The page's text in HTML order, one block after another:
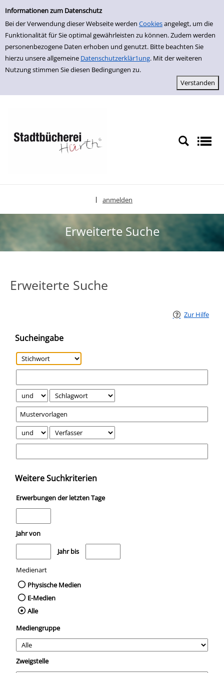
Erweiterte Suche
Informationen zum Datenschutz
Bei der Verwendung dieser Webseite werden Cookiesangelegt, um die
Funktionalität für Sie optimal gewährleisten zu können. Zudem werden
personenbezogene Daten erhoben und genutzt. Bitte beachten Sie
hierzu unsere allgemeine Datenschutzerklär1ung. Mit der weiteren
Nutzung stimmen Sie diesen Bedingungen zu.
zur Navigation springen
zum Inhalt springen
Zur erweiterten Suche springen
anmelden
Erweiterte Suche
Erweiterte Suche
Zur Hilfe
Sucheingabe
Weitere Suchkriterien
Erwerbungen der letzten Tage
Jahr von
Medien anzeigen, die nach dem Jahr veröffentlicht wurden
Jahr bis
Medienart
Physische Medien
E-Medien
Alle
Mediengruppe
Zweigstelle